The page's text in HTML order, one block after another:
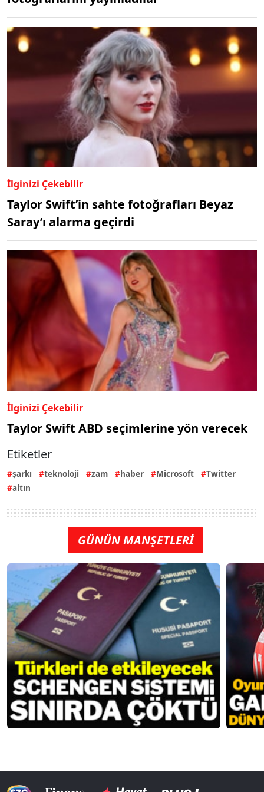
İlginizi Çekebilir
Taylor Swift’in sahte fotoğrafları Beyaz
Saray’ı alarma geçirdi
İlginizi Çekebilir
Taylor Swift ABD seçimlerine yön verecek
Etiketler
şarkı teknoloji zam haber Microsoft
Twitter
altın
GÜNÜN MANŞETLERİ